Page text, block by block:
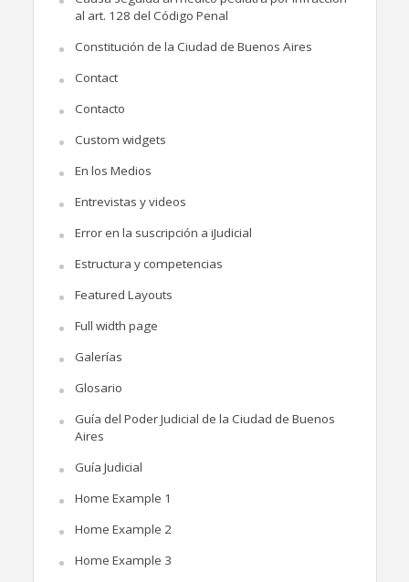
al art. 128 del Código Penal
Constitución de la Ciudad de Buenos Aires
Contact
Contacto
Custom widgets
En los Medios
Entrevistas y videos
Error en la suscripción a iJudicial
Estructura y competencias
Featured Layouts
Full width page
Galerías
Glosario
Guía del Poder Judicial de la Ciudad de Buenos
Aires
Guía Judicial
Home Example 1
Home Example 2
Home Example 3